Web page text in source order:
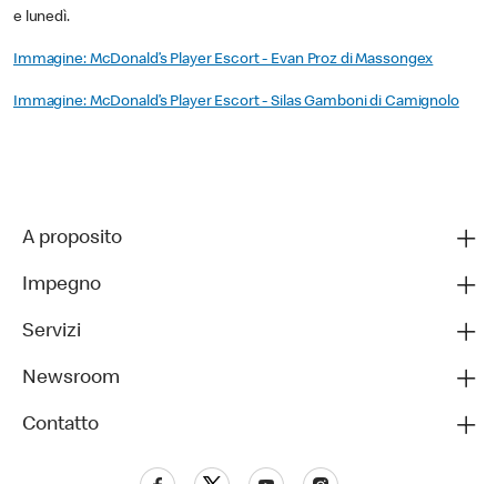
e lunedì.
Immagine: McDonald’s Player Escort - Evan Proz di Massongex
Immagine: McDonald’s Player Escort - Silas Gamboni di Camignolo
A proposito
Impegno
Servizi
Newsroom
Contatto